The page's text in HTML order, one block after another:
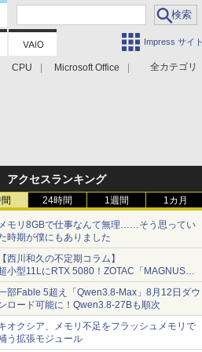
Impress サイト
全カテゴリ
CPU Microsoft Office
アクセスランキング
24時間 1週間 1カ月
モリ8GBで仕事なんて無理……そう思ってい
時期が僕にもありました
西川和久の不定期コラム】
小型11LにRTX 5080！ZOTAC「MAGNUS
」最上位機の実力を探る
部Fable 5超え「Qwen3.8-Max」8月12日ダウ
ロード可能に！Qwen3.8-27Bも順次
オクシア、メモリ不足をフラッシュメモリで
う拡張モジュール